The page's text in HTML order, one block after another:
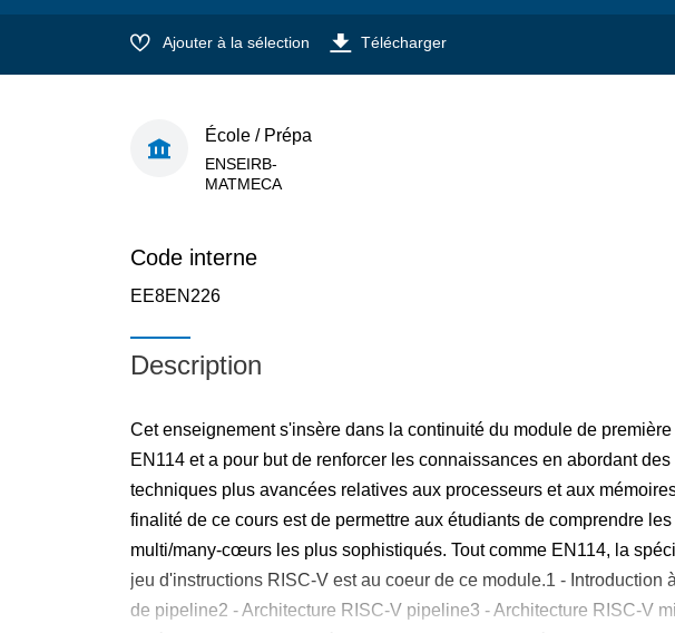
Ajouter à la sélection Télécharger
École / Prépa
ENSEIRB-
MATMECA
Code interne
EE8EN226
Description
Cet enseignement s'insère dans la continuité du module de
EN114 et a pour but de renforcer les connaissances en abordant des
techniques plus avancées relatives aux processeurs et aux
finalité de ce cours est de permettre aux étudiants de comprendre
multi/many-cœurs les plus sophistiqués. Tout comme EN114, la
jeu d'instructions RISC-V est au coeur de ce module.1 - Introduction
de pipeline2 - Architecture RISC-V pipeline3 - Architecture RISC-V